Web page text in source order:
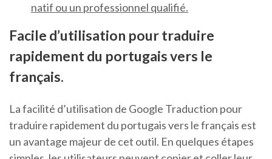
natif ou un professionnel qualifié.
Facile d’utilisation pour traduire
rapidement du portugais vers le
français.
La facilité d’utilisation de Google Traduction pour
traduire rapidement du portugais vers le français est
un avantage majeur de cet outil. En quelques étapes